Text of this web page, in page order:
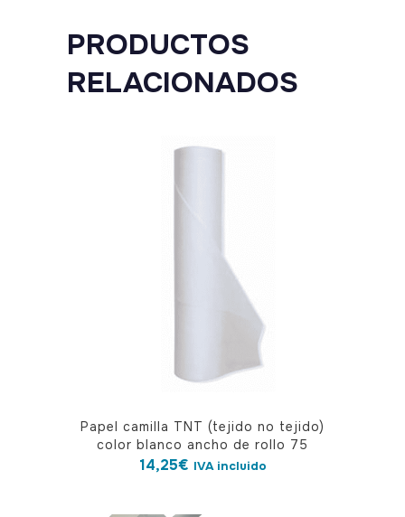
PRODUCTOS
RELACIONADOS
Papel camilla TNT (tejido no tejido)
color blanco ancho de rollo 75
14,25€ IVA incluido